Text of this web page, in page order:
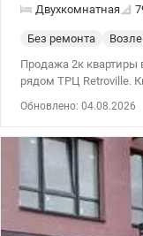
Двухкомнатная
Без ремонта
Продажа 2к квартиры
рядом ТРЦ Retroville.
транспортная
минут) . Рядом
Valion.ua/1143970
Обновлено: 04.08.2026